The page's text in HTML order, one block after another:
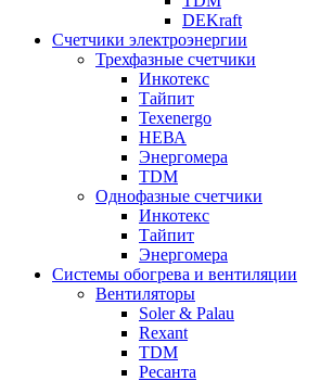
DEKraft
Счетчики электроэнергии
Трехфазные счетчики
Инкотекс
Тайпит
Texenergo
НЕВА
Энергомера
TDM
Однофазные счетчики
Инкотекс
Тайпит
Энергомера
Системы обогрева и вентиляции
Вентиляторы
Soler & Palau
Rexant
TDM
Ресанта